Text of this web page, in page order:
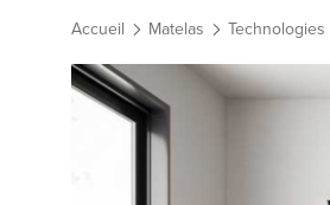
Accueil Matelas Technologies